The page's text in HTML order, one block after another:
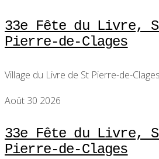
33e Fête du Livre,
Pierre-de-Clages
Village du Livre de St Pierre-de-Clages
Août 30 2026
33e Fête du Livre,
Pierre-de-Clages